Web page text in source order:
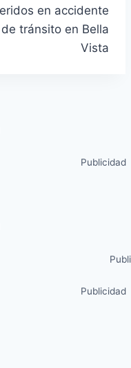
en accidente
de tránsito en Bella
Vista
Publicidad
Publicidad